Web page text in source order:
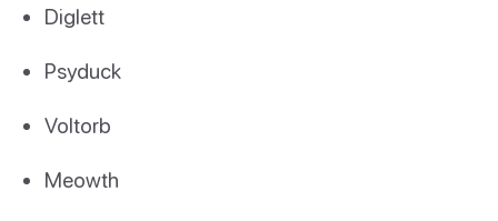
Diglett
Psyduck
Voltorb
Meowth